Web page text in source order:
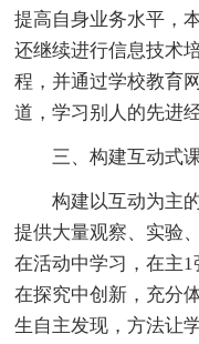
提高自身业务水平，
还继续进行信息技术
程，并通过学校教育
道，学习别人的先进经
三、构建互动式课
构建以互动为主的
提供大量观察、实验
在活动中学习，在主1
在探究中创新，充分
生自主发现，方法让